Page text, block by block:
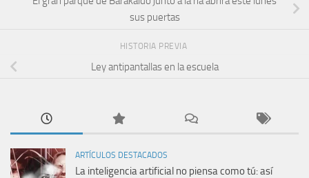
sus puertas
HISTORIA PREVIA
Ley antipantallas en la escuela
ARTÍCULOS DESTACADOS
La inteligencia artificial no piensa como tú: así